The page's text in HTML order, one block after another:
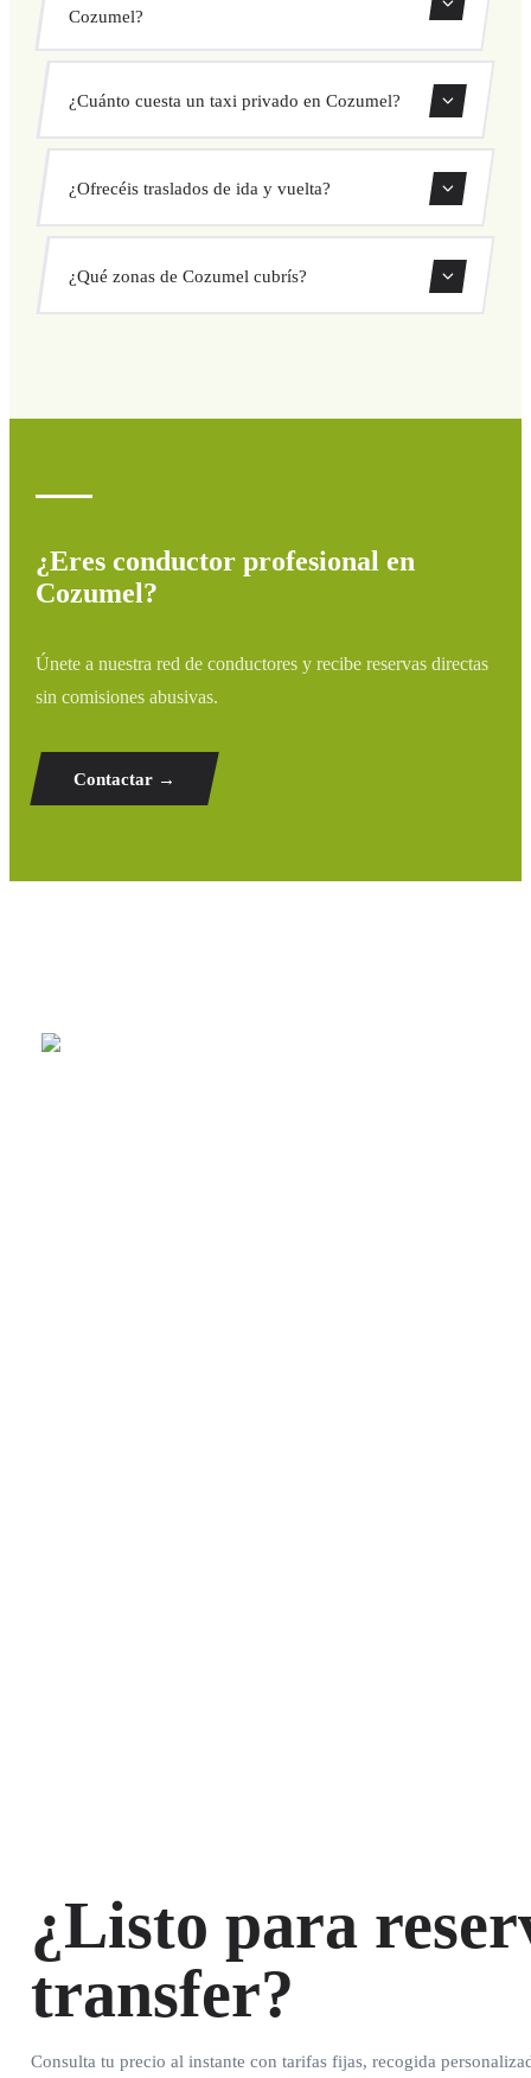
Cozumel?
Usa nuestro formulario de reserva para buscar y confirmar
tu traslado al instante. Elige recogida y destino, selecciona
tu vehículo y confirma a precio fijo.
¿Cuánto cuesta un taxi privado en Cozumel?
Nuestros traslados privados en Cozumel tienen precio fijo
cerrado antes de salir. Sin cargos ocultos ni sorpresas.
Consulta tu precio al instante en el formulario.
¿Ofrecéis traslados de ida y vuelta?
directamente desde nuestro sistema de reservas.
¿Qué zonas de Cozumel cubrís?
¿Eres conductor profesional en
Cozumel?
Únete a nuestra red de conductores y recibe reservas directas
sin comisiones abusivas.
Contactar →
¿Listo para
transfer?
Consulta tu precio al instante con tarifas fijas, recogida